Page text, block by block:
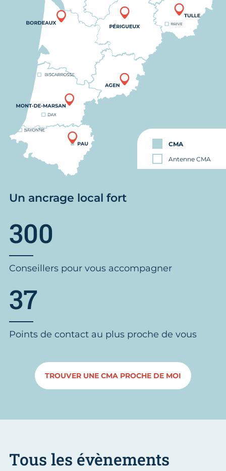
CMA
Antenne CMA
Un ancrage local fort
300
Conseillers pour vous accompagner
37
Points de contact au plus proche de vous
TROUVER UNE CMA PROCHE DE MOI
Tous les évènements